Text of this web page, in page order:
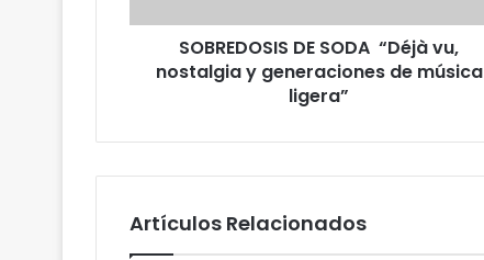
SOBREDOSIS DE SODA “Déjà vu,
nostalgia y generaciones de música
ligera”
Artículos Relacionados